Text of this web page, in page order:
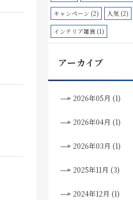
キャンペーン (2) 人気 (2)
インテリア雑貨 (1)
アーカイブ
2026年05月 (1)
2026年04月 (1)
2026年03月 (1)
2025年11月 (3)
2024年12月 (1)